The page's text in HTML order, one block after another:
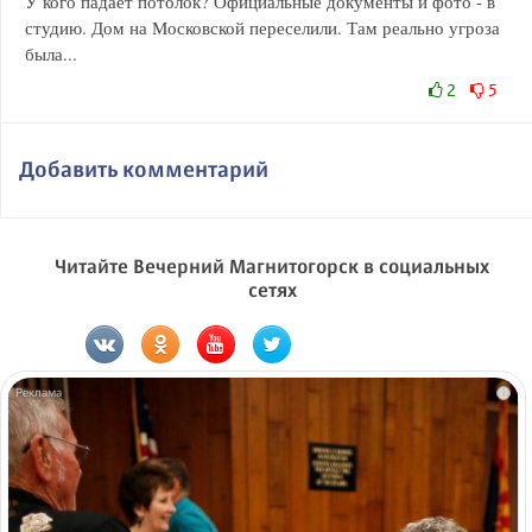
студию. Дом на Московской переселили. Там реально угроза
была...
2 5
Добавить комментарий
Читайте Вечерний Магнитогорск в социальных
сетях
i